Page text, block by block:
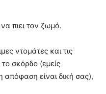
πιει τον ζωμό.
ντομάτες και τις
σκόρδο (εμείς
είναι δική σας),